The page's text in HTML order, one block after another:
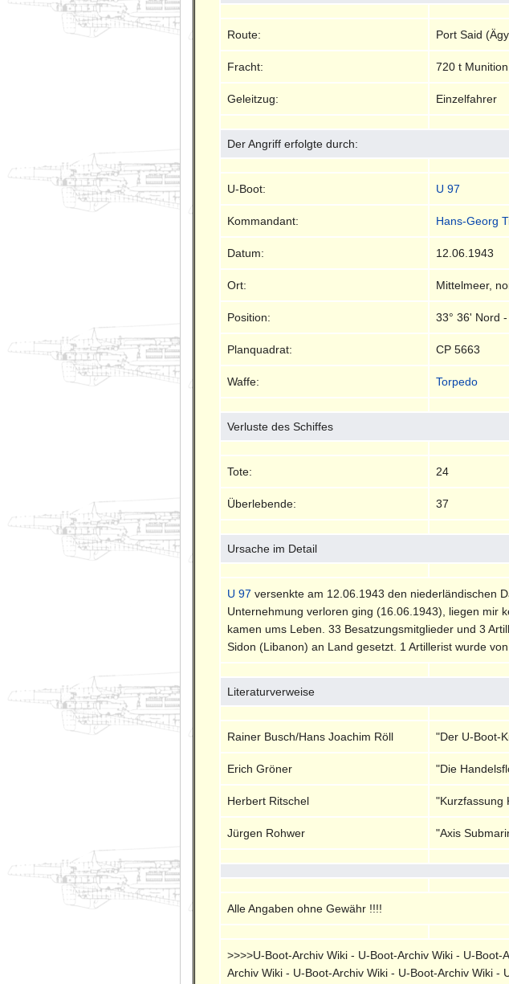
Route: Port Said
Fracht: 720 t
Geleitzug: Einzelfahrer
Der Angriff erfolgte durch:
U-Boot: U 97
Kommandant: Hans-Georg
Datum: 12.06.1943
Ort: Mittelmeer,
Position: 33° 36' Nord
Planquadrat: CP 5663
Waffe: Torpedo
Verluste des Schiffes
Tote: 24
Überlebende: 37
Ursache im Detail
U 97 versenkte am 12.06.1943 den niederländischen
Unternehmung verloren ging (16.06.1943), liegen mir
kamen ums Leben. 33 Besatzungsmitglieder und 3
Sidon (Libanon) an Land gesetzt. 1 Artillerist wurde
Literaturverweise
Rainer Busch/Hans Joachim Röll "Der U-Boot-
Erich Gröner "Die
Herbert Ritschel "Kurzfassung
Jürgen Rohwer "Axis
Alle Angaben ohne Gewähr !!!!
>>>>U-Boot-Archiv Wiki - U-Boot-Archiv Wiki - U-
Archiv Wiki - U-Boot-Archiv Wiki - U-Boot-Archiv Wiki -